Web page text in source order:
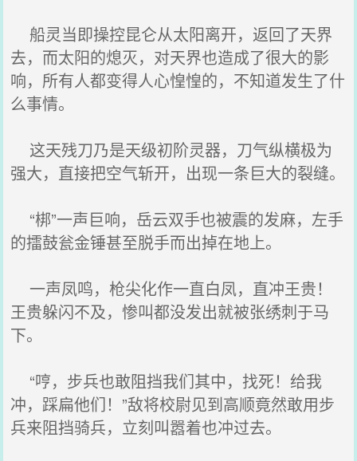
船灵当即操控昆仑从太阳离开，返回了天界
去，而太阳的熄灭，对天界也造成了很大的影
响，所有人都变得人心惶惶的，不知道发生了什
么事情。
这天残刀乃是天级初阶灵器，刀气纵横极为
强大，直接把空气斩开，出现一条巨大的裂缝。
“梆”一声巨响，岳云双手也被震的发麻，左手
的擂鼓瓮金锤甚至脱手而出掉在地上。
一声凤鸣，枪尖化作一直白凤，直冲王贵！
王贵躲闪不及，惨叫都没发出就被张绣刺于马
下。
“哼，步兵也敢阻挡我们其中，找死！给我
冲，踩扁他们！”敌将校尉见到高顺竟然敢用步
兵来阻挡骑兵，立刻叫嚣着也冲过去。